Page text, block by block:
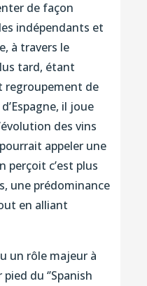
de façon
indépendants et
à travers le
tard, étant
regroupement de
il joue
des vins
appeler une
perçoit c’est plus
une prédominance
en alliant
un rôle majeur à
du ‘’Spanish